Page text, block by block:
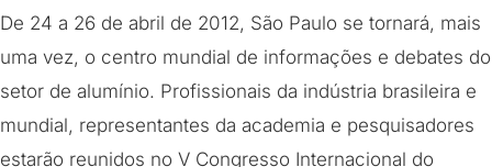
De 24 a 26 de abril de 2012, São Paulo se tornará, mais
uma vez, o centro mundial de informações e debates do
setor de alumínio. Profissionais da indústria brasileira e
mundial, representantes da academia e pesquisadores
estarão reunidos no V Congresso Internacional do